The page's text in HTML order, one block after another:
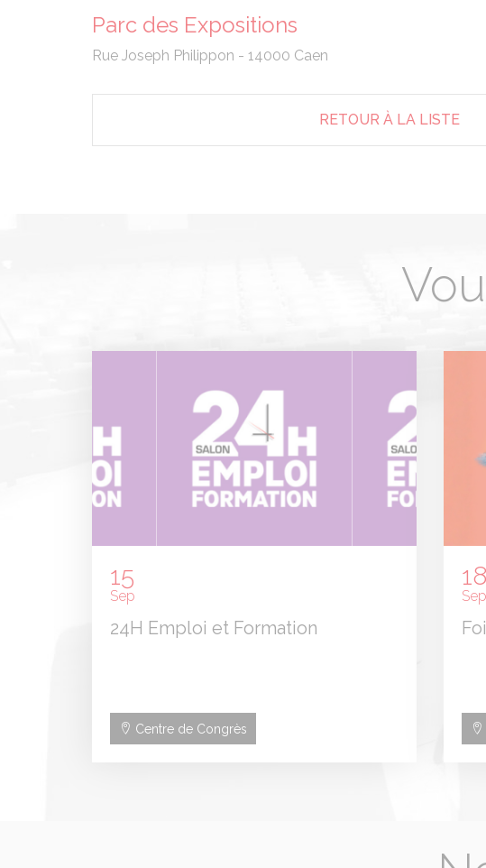
Parc des Expositions
Rue Joseph Philippon - 14000 Caen
RETOUR À LA LISTE
15
Sep
24H Emploi et Formation
Centre de Congrès
18
Sep